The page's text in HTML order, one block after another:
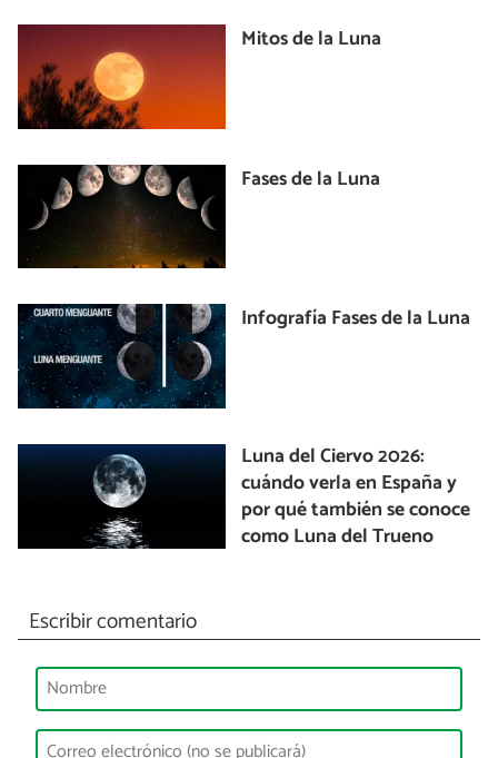
Mitos de la Luna
Fases de la Luna
Infografía Fases de la Luna
Luna del Ciervo 2026:
cuándo verla en España y
por qué también se conoce
como Luna del Trueno
Escribir comentario